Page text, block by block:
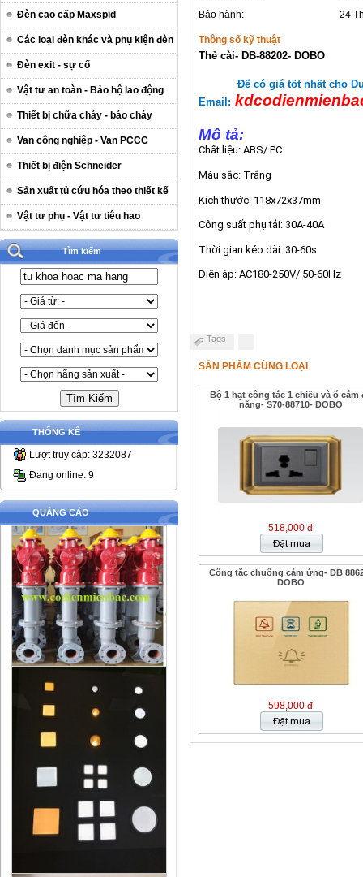
Đèn cao cấp Maxspid
Các loại đèn khác và phụ kiện đèn
Đèn exit - sự cố
Vật tư an toàn - Bảo hộ lao động
Thiết bị chữa cháy - báo cháy
Van công nghiệp - Van PCCC
Thiết bị điện Schneider
Sản xuất tủ cứu hóa theo thiết kế
Vật tư phụ - Vật tư tiêu hao
Tìm kiếm
THỐNG KÊ
Lượt truy cập: 3232087
Đang online: 9
QUẢNG CÁO
Bảo hành:
24
Thông số kỹ thuật
Thẻ cài- DB-88202- DOBO
Để có giá tốt nhất cho
Email:
Mô tả:
Chất liệu: ABS/ PC
Màu sắc: Trắng
Kích thước: 118x72x37mm
Công suất phụ tải: 30A-40A
Thời gian kéo dài: 30-60s
Điện áp: AC180-250V/ 50-60Hz
Tags
SẢN PHẨM CÙNG LOẠI
Bộ 1 hạt công tắc 1 chiều và ổ cắm
năng- S70-88710- DOBO
518,000 đ
Công tắc chuông cảm ứng- DB
DOBO
598,000 đ